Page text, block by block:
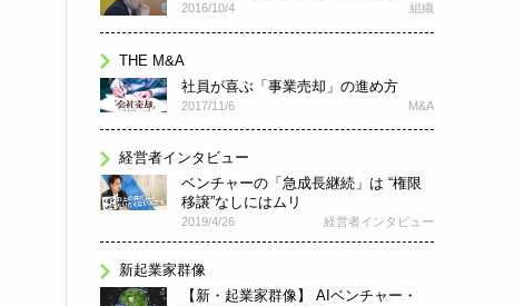
2016/10/4 組織
THE M&A
社員が喜ぶ「事業売却」の進め方
2017/11/6 M&A
経営者インタビュー
ベンチャーの「急成長継続」は “権限
移譲”なしにはムリ
2019/4/26 経営者インタビュー
新起業家群像
【新・起業家群像】 AIベンチャー・